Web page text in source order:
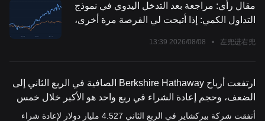
مقال رأي: مراجعة بعد التدخل اليدوي في نموذج
التداول الكمي: إذا أتيحت لي الفرصة مرة أخرى،
左兜进右兜
•
2026/08/08 13:39
ارتفعت أرباح Berkshire Hathaway الصافية في الربع الثاني إلى
الضعف، وحجم إعادة الشراء في ربع واحد هو الأكبر خلال خمس
سنوات، وGoogle دخلت ضمن أكبر خمسة أسهم في المحفظة
أنفقت شركة بيركشاير في الربع الثاني 4.527 مليار دولار لإعادة شراء